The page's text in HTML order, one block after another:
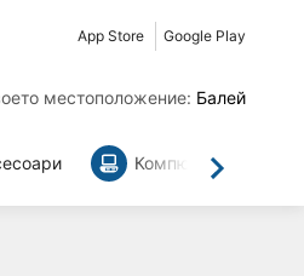
App Store Google Play
местоположение: Балей
Напред
Компютри и